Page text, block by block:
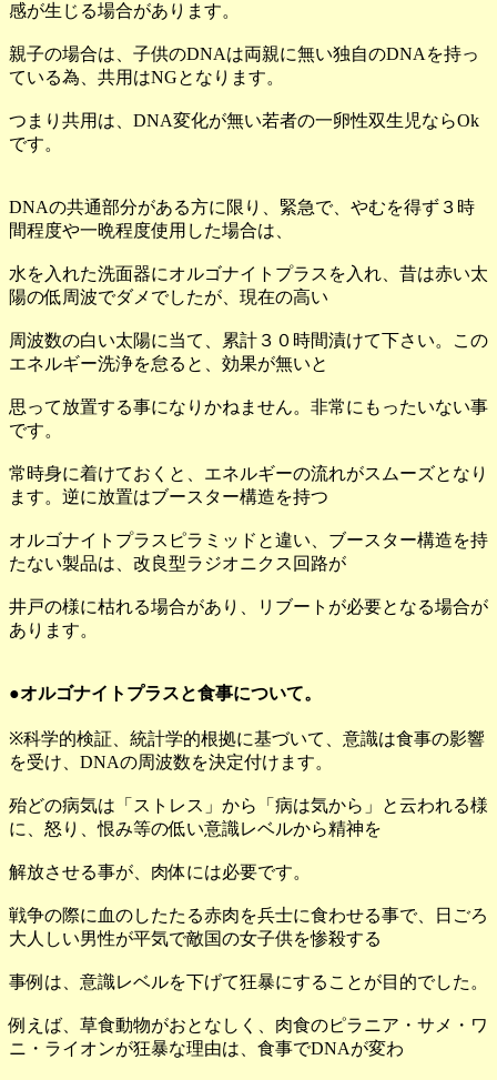
感が生じる場合があります。
親子の場合は、子供のDNAは両親に無い独自のDNAを持っ
ている為、共用はNGとなります。
つまり共用は、DNA変化が無い若者の一卵性双生児ならOk
です。
DNAの共通部分がある方に限り、緊急で、やむを得ず３時
間程度や一晩程度使用した場合は、
水を入れた洗面器にオルゴナイトプラスを入れ、昔は赤い太
陽の低周波でダメでしたが、現在の高い
周波数の白い太陽に当て、累計３０時間漬けて下さい。この
エネルギー洗浄を怠ると、効果が無いと
思って放置する事になりかねません。非常にもったいない事
です。
常時身に着けておくと、エネルギーの流れがスムーズとなり
ます。逆に放置はブースター構造を持つ
オルゴナイトプラスピラミッドと違い、ブースター構造を持
たない製品は、改良型ラジオニクス回路が
井戸の様に枯れる場合があり、リブートが必要となる場合が
あります。
●オルゴナイトプラスと食事について。
※科学的検証、統計学的根拠に基づいて、意識は食事の影響
を受け、DNAの周波数を決定付けます。
殆どの病気は「ストレス」から「病は気から」と云われる様
に、怒り、恨み等の低い意識レベルから精神を
解放させる事が、肉体には必要です。
戦争の際に血のしたたる赤肉を兵士に食わせる事で、日ごろ
大人しい男性が平気で敵国の女子供を惨殺する
事例は、意識レベルを下げて狂暴にすることが目的でした。
例えば、草食動物がおとなしく、肉食のピラニア・サメ・ワ
ニ・ライオンが狂暴な理由は、食事でDNAが変わ